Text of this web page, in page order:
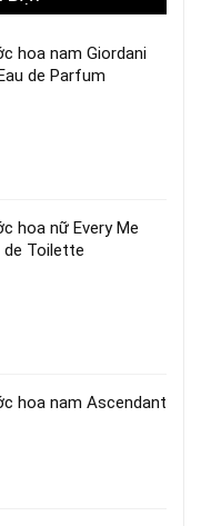
hoa nam Giordani
de Parfum
hoa nữ Every Me
de Toilette
hoa nam Ascendant